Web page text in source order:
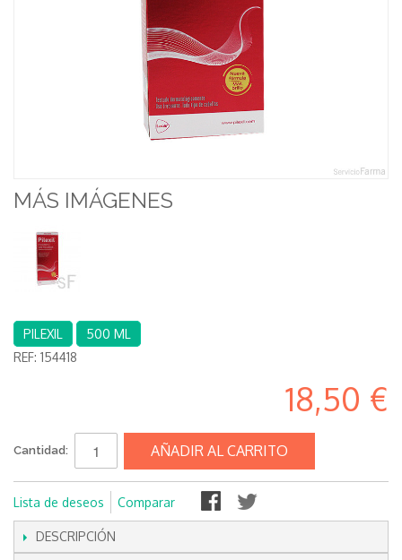
MÁS IMÁGENES
PILEXIL
500 ML
REF: 154418
18,50 €
Cantidad: AÑADIR AL CARRITO
Lista de deseos Comparar
DESCRIPCIÓN